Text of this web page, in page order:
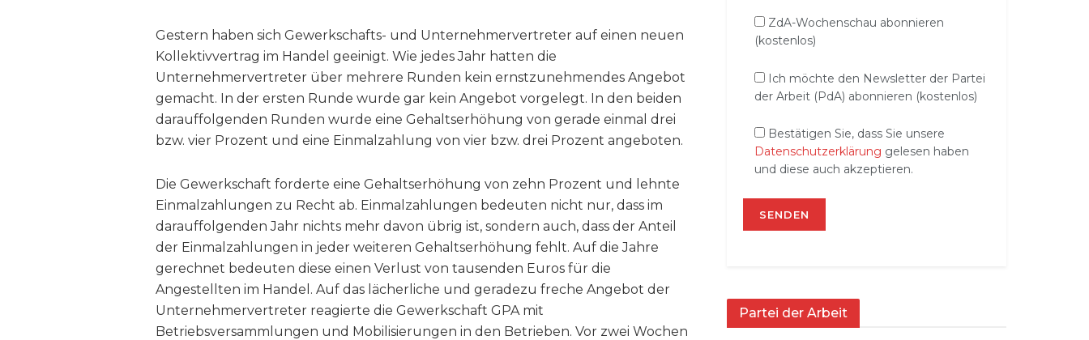
Gestern haben sich Gewerkschafts- und Unternehmervertreter auf einen neuen
Kollektivvertrag im Handel geeinigt. Wie jedes Jahr hatten die
Unternehmervertreter über mehrere Runden kein ernstzunehmendes Angebot
gemacht. In der ersten Runde wurde gar kein Angebot vorgelegt. In den beiden
darauffolgenden Runden wurde eine Gehaltserhöhung von gerade einmal drei
bzw. vier Prozent und eine Einmalzahlung von vier bzw. drei Prozent angeboten.
Die Gewerkschaft forderte eine Gehaltserhöhung von zehn Prozent und lehnte
Einmalzahlungen zu Recht ab. Einmalzahlungen bedeuten nicht nur, dass im
darauffolgenden Jahr nichts mehr davon übrig ist, sondern auch, dass der Anteil
der Einmalzahlungen in jeder weiteren Gehaltserhöhung fehlt. Auf die Jahre
gerechnet bedeuten diese einen Verlust von tausenden Euros für die
Angestellten im Handel. Auf das lächerliche und geradezu freche Angebot der
Unternehmervertreter reagierte die Gewerkschaft GPA mit
Betriebsversammlungen und Mobilisierungen in den Betrieben. Vor zwei Wochen
ZdA-Wochenschau abonnieren
(kostenlos)
Ich möchte den Newsletter der Partei
der Arbeit (PdA) abonnieren (kostenlos)
Bestätigen Sie, dass Sie unsere
Datenschutzerklärung gelesen haben
und diese auch akzeptieren.
Partei der Arbeit